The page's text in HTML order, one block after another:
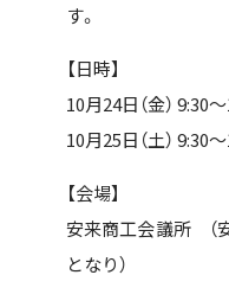
す。
【日時】
10月24日（金） 9:30
10月25日（土） 9:30
【会場】
安来商工会議所 （
となり）